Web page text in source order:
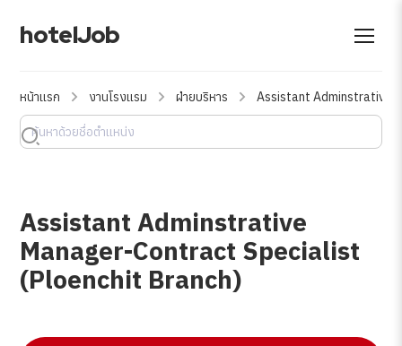
hotelJob
หน้าแรก งานโรงแรม ฝ่ายบริหาร Assistant Adminstrative
Assistant Adminstrative
Manager-Contract Specialist
(Ploenchit Branch)